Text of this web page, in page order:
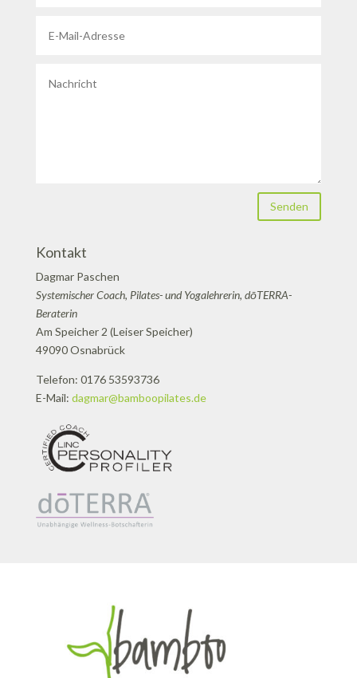
Senden
Kontakt
Dagmar Paschen
Systemischer Coach, Pilates- und Yogalehrerin, dōTERRA-
Beraterin
Am Speicher 2 (Leiser Speicher)
49090 Osnabrück
Telefon: 0176 53593736
E-Mail: dagmar@bamboopilates.de